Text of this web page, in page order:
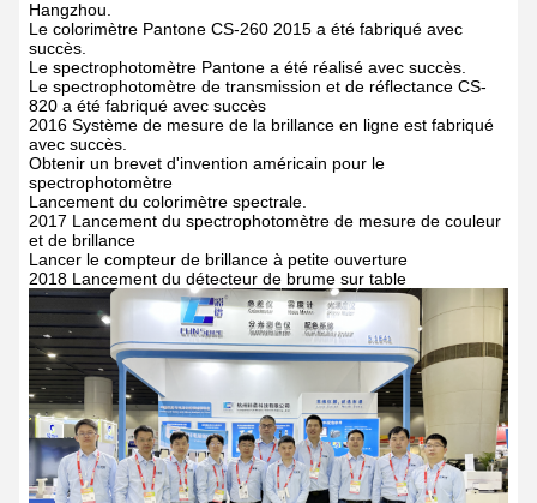
Hangzhou.
Le colorimètre Pantone CS-260 2015 a été fabriqué avec
succès.
Le spectrophotomètre Pantone a été réalisé avec succès.
Le spectrophotomètre de transmission et de réflectance CS-
820 a été fabriqué avec succès
2016 Système de mesure de la brillance en ligne est fabriqué
avec succès.
Obtenir un brevet d'invention américain pour le
spectrophotomètre
Lancement du colorimètre spectrale.
2017 Lancement du spectrophotomètre de mesure de couleur
et de brillance
Lancer le compteur de brillance à petite ouverture
2018 Lancement du détecteur de brume sur table